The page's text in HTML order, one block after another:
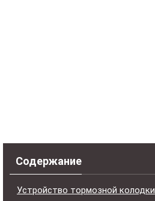
Содержание
Устройство тормозной колодки